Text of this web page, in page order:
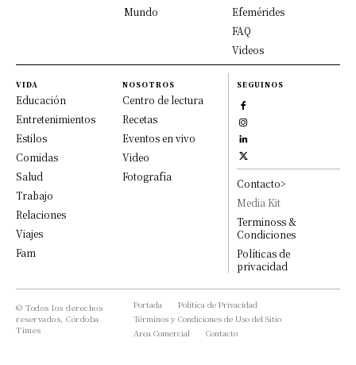
Mundo
Efemérides
FAQ
Videos
VIDA
Educación
Entretenimientos
Estilos
Comidas
Salud
Trabajo
Relaciones
Viajes
Fam
NOSOTROS
Centro de lectura
Recetas
Eventos en vivo
Video
Fotografía
SEGUINOS
Contacto>
Media Kit
Terminoss &
Condiciones
Políticas de
privacidad
© Todos los derechos
reservados, Córdoba
Times
Portada
Política de Privacidad
Términos y Condiciones de Uso del Sitio
Area Comercial
Contacto